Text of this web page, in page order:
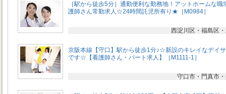
［駅から徒歩5分］通勤便利な勤務地！アットホームな
護師さん常勤求人☆24時間託児所有り★［M0984］
西淀川区・福島区
京阪本線【守口】駅から徒歩1分♪☆新設のキレイなデイ
です☆【看護師さん・パート求人】［M1111-1］
守口市・門真市